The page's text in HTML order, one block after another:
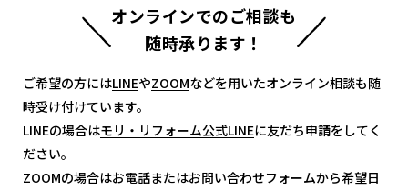
オンラインでのご相談も
随時承ります！
ご希望の方にはLINE
LINEやZOOM
ZOOMなどを用いたオンライン相談も随
時受け付けています。
LINEの場合はモリ・リフォーム公式LINE
モリ・リフォーム公式LINEに友だち申請をしてく
ださい。
ZOOM
ZOOMの場合はお電話またはお問い合わせフォームから希望日